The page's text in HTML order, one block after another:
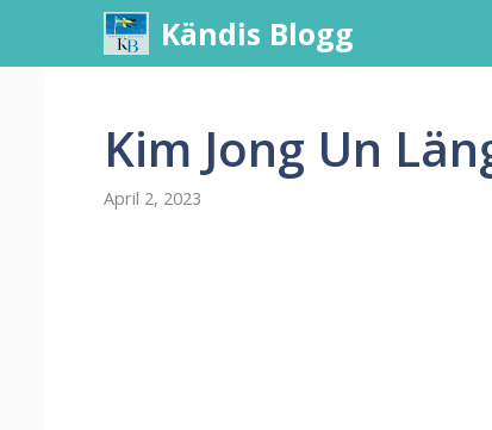
content
Kändis Blogg
Kim Jong Un
April 2, 2023